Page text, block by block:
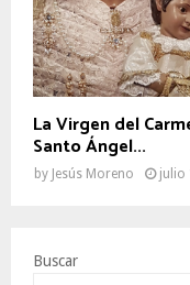
La Virgen del
Santo Ángel...
by Jesús Moreno julio
Buscar